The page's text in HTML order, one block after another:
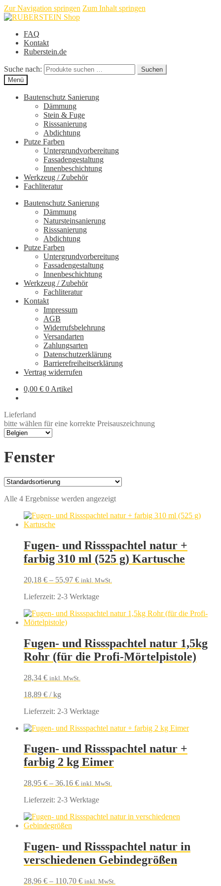
Zur Navigation springen Zum Inhalt springen
FAQ
Kontakt
Ruberstein.de
Suche nach:
Suchen
Menü
Bautenschutz Sanierung
Dämmung
Stein & Fuge
Risssanierung
Abdichtung
Putze Farben
Untergrundvorbereitung
Fassadengestaltung
Innenbeschichtung
Werkzeug / Zubehör
Fachliteratur
Bautenschutz Sanierung
Dämmung
Natursteinsanierung
Risssanierung
Abdichtung
Putze Farben
Untergrundvorbereitung
Fassadengestaltung
Innenbeschichtung
Werkzeug / Zubehör
Fachliteratur
Kontakt
Impressum
AGB
Widerrufsbelehrung
Versandarten
Zahlungsarten
Datenschutzerklärung
Barrierefreiheitserklärung
Vertrag widerrufen
0,00 € 0 Artikel
Lieferland
bitte wählen für eine korrekte Preisauszeichnung
Fenster
Alle 4 Ergebnisse werden angezeigt
Fugen- und Rissspachtel natur +
farbig 310 ml (525 g) Kartusche
20,18 € – 55,97 € inkl. MwSt.
Lieferzeit: 2-3 Werktage
Fugen- und Rissspachtel natur 1,5kg
Rohr (für die Profi-Mörtelpistole)
28,34 € inkl. MwSt.
18,89 € /kg
Lieferzeit: 2-3 Werktage
Fugen- und Rissspachtel natur +
farbig 2 kg Eimer
28,95 € – 36,16 € inkl. MwSt.
Lieferzeit: 2-3 Werktage
Fugen- und Rissspachtel natur in
verschiedenen Gebindegrößen
28,96 € – 110,70 € inkl. MwSt.